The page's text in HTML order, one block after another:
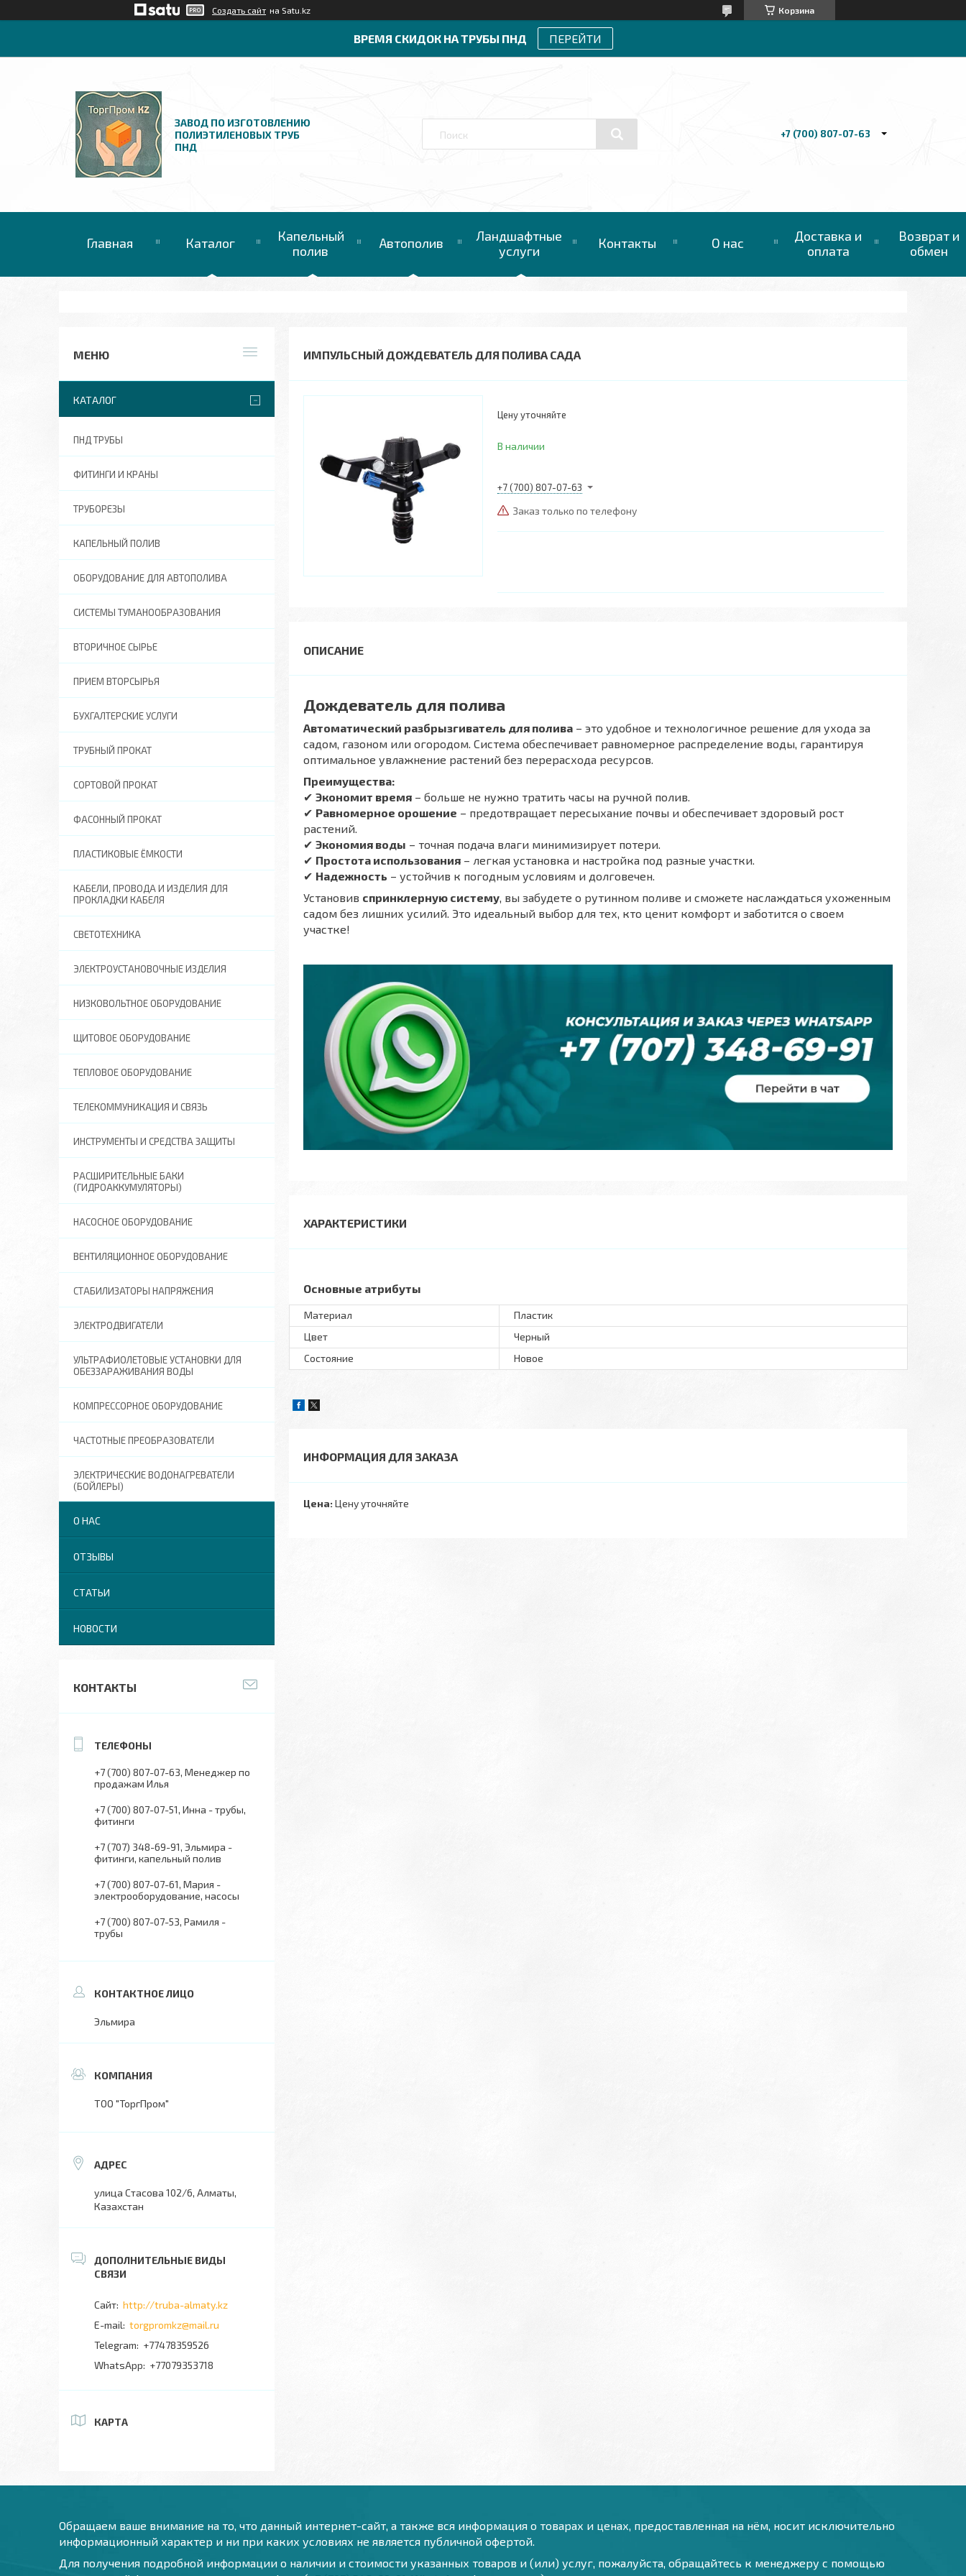
Создать сайт на Satu.kz Корзина
ВРЕМЯ СКИДОК НА ТРУБЫ ПНД ПЕРЕЙТИ
ЗАВОД ПО ИЗГОТОВЛЕНИЮ
ПОЛИЭТИЛЕНОВЫХ ТРУБ
ПНД
+7 (700) 807-07-63
Главная Каталог
Капельный
полив
Автополив
Ландшафтные
услуги
Контакты О нас
Доставка и
оплата
Возврат и
обмен
ИМПУЛЬСНЫЙ ДОЖДЕВАТЕЛЬ ДЛЯ ПОЛИВА САДА
Цену уточняйте
В наличии
+7 (700) 807-07-63
Заказ только по телефону
Дождеватель для полива
Автоматический разбрызгиватель для полива – это удобное и технологичное решение для ухода за
садом, газоном или огородом. Система обеспечивает равномерное распределение воды, гарантируя
оптимальное увлажнение растений без перерасхода ресурсов.
Преимущества:
✔ Экономит время – больше не нужно тратить часы на ручной полив.
✔ Равномерное орошение – предотвращает пересыхание почвы и обеспечивает здоровый рост
растений.
✔ Экономия воды – точная подача влаги минимизирует потери.
✔ Простота использования – легкая установка и настройка под разные участки.
✔ Надежность – устойчив к погодным условиям и долговечен.
Установив спринклерную систему, вы забудете о рутинном поливе и сможете наслаждаться ухоженным
садом без лишних усилий. Это идеальный выбор для тех, кто ценит комфорт и заботится о своем
участке!
ХАРАКТЕРИСТИКИ
Основные атрибуты
Материал
Пластик
Цвет
Черный
Состояние
Новое
ИНФОРМАЦИЯ ДЛЯ ЗАКАЗА
Цена: Цену уточняйте
КАТАЛОГ
ПНД ТРУБЫ
ФИТИНГИ И КРАНЫ
ТРУБОРЕЗЫ
КАПЕЛЬНЫЙ ПОЛИВ
ОБОРУДОВАНИЕ ДЛЯ АВТОПОЛИВА
СИСТЕМЫ ТУМАНООБРАЗОВАНИЯ
ВТОРИЧНОЕ СЫРЬЕ
ПРИЕМ ВТОРСЫРЬЯ
БУХГАЛТЕРСКИЕ УСЛУГИ
ТРУБНЫЙ ПРОКАТ
СОРТОВОЙ ПРОКАТ
ФАСОННЫЙ ПРОКАТ
ПЛАСТИКОВЫЕ ЁМКОСТИ
КАБЕЛИ, ПРОВОДА И ИЗДЕЛИЯ ДЛЯ
ПРОКЛАДКИ КАБЕЛЯ
СВЕТОТЕХНИКА
ЭЛЕКТРОУСТАНОВОЧНЫЕ ИЗДЕЛИЯ
НИЗКОВОЛЬТНОЕ ОБОРУДОВАНИЕ
ЩИТОВОЕ ОБОРУДОВАНИЕ
ТЕПЛОВОЕ ОБОРУДОВАНИЕ
ТЕЛЕКОММУНИКАЦИЯ И СВЯЗЬ
ИНСТРУМЕНТЫ И СРЕДСТВА ЗАЩИТЫ
РАСШИРИТЕЛЬНЫЕ БАКИ
(ГИДРОАККУМУЛЯТОРЫ)
НАСОСНОЕ ОБОРУДОВАНИЕ
ВЕНТИЛЯЦИОННОЕ ОБОРУДОВАНИЕ
СТАБИЛИЗАТОРЫ НАПРЯЖЕНИЯ
ЭЛЕКТРОДВИГАТЕЛИ
УЛЬТРАФИОЛЕТОВЫЕ УСТАНОВКИ ДЛЯ
ОБЕЗЗАРАЖИВАНИЯ ВОДЫ
КОМПРЕССОРНОЕ ОБОРУДОВАНИЕ
ЧАСТОТНЫЕ ПРЕОБРАЗОВАТЕЛИ
ЭЛЕКТРИЧЕСКИЕ ВОДОНАГРЕВАТЕЛИ
(БОЙЛЕРЫ)
О НАС
ОТЗЫВЫ
СТАТЬИ
НОВОСТИ
КОНТАКТЫ
+7 (700) 807-07-63 Менеджер по
продажам Илья
+7 (700) 807-07-51 Инна - трубы,
фитинги
+7 (707) 348-69-91 Эльмира -
фитинги, капельный полив
+7 (700) 807-07-61 Мария -
электрооборудование, насосы
+7 (700) 807-07-53 Рамиля -
трубы
Эльмира
ТОО "ТоргПром"
улица Стасова 102/6, Алматы,
Казахстан
http://truba-almaty.kz
torgpromkz@mail.ru
+77478359526
+77079353718
КАРТА
Обращаем ваше внимание на то, что данный интернет-сайт, а также вся информация о товарах и ценах, предоставленная на нём, носит исключительно
информационный характер и ни при каких условиях не является публичной офертой.
Для получения подробной информации о наличии и стоимости указанных товаров и (или) услуг, пожалуйста, обращайтесь к менеджеру с помощью